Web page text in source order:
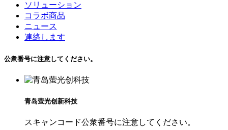
ソリューション
コラボ商品
ニュース
連絡します
公衆番号に注意してください。
青岛萤光创新科技
スキャンコード公衆番号に注意してください。